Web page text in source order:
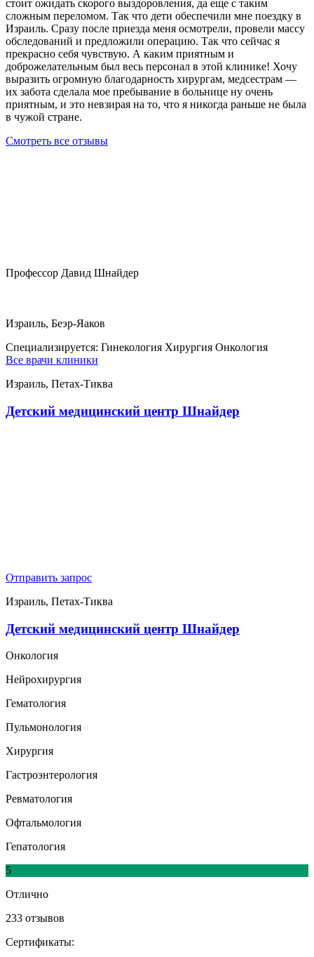
стоит ожидать скорого выздоровления, да еще с таким
сложным переломом. Так что дети обеспечили мне поездку в
Израиль. Сразу после приезда меня осмотрели, провели массу
обследований и предложили операцию. Так что сейчас я
прекрасно себя чувствую. А каким приятным и
доброжелательным был весь персонал в этой клинике! Хочу
выразить огромную благодарность хирургам, медсестрам —
их забота сделала мое пребывание в больнице ну очень
приятным, и это невзирая на то, что я никогда раньше не была
в чужой стране.
Смотреть все отзывы
Профессор Давид Шнайдер
Израиль, Беэр-Яаков
Специализируется: Гинекология Хирургия Онкология
Все врачи клиники
Израиль, Петах-Тиква
Детский медицинский центр Шнайдер
Отправить запрос
Израиль, Петах-Тиква
Детский медицинский центр Шнайдер
Онкология
Нейрохирургия
Гематология
Пульмонология
Хирургия
Гастроэнтерология
Ревматология
Офтальмология
Гепатология
5
Отлично
233 отзывов
Сертификаты: